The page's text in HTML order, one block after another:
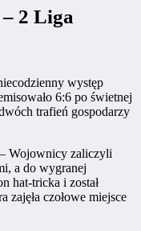
2 Liga
występ
6:6 po świetnej
trafień gospodarzy
Wojownicy zaliczyli
a do wygranej
hat-tricka i został
zajęła czołowe miejsce